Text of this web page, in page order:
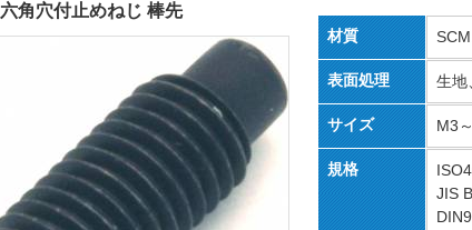
六角穴付止めねじ 棒先
材質
表面処理 生地
サイズ M3
規格
JIS